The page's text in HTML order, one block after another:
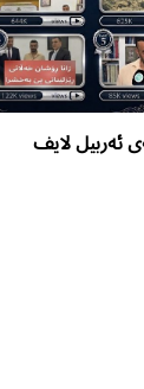
ئەربیل لایف